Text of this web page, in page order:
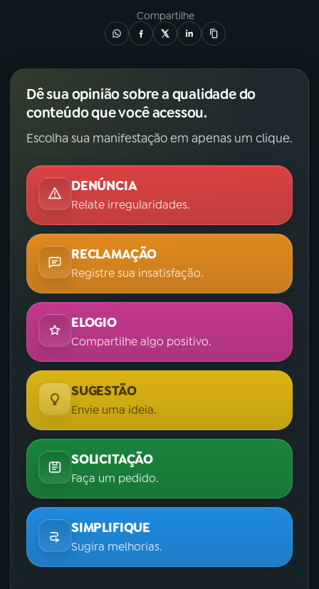
Compartilhe
Dê sua opinião sobre a qualidade do
conteúdo que você acessou.
Escolha sua manifestação em apenas um clique.
DENÚNCIA
Relate irregularidades.
RECLAMAÇÃO
Registre sua insatisfação.
ELOGIO
Compartilhe algo positivo.
SUGESTÃO
Envie uma ideia.
SOLICITAÇÃO
Faça um pedido.
SIMPLIFIQUE
Sugira melhorias.